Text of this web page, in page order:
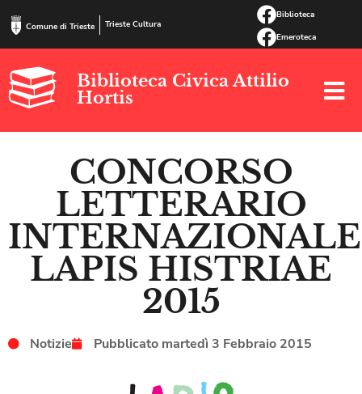
Comune di Trieste Trieste Cultura
Biblioteca
Emeroteca
Biblioteca Civica Attilio
Hortis
CONCORSO
LETTERARIO
INTERNAZIONALE
LAPIS HISTRIAE
2015
Notizie Pubblicato martedì 3 Febbraio 2015